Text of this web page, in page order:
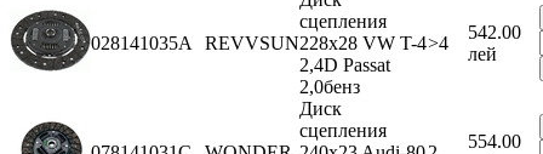
028141035A REVVSUN
сцепления
228x28 VW T-4
2,4D Passat
2,0бенз
>4
542.00
лей
Диск
сцепления
554.00